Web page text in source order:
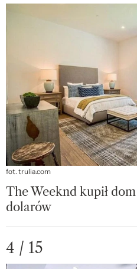
fot. trulia.com
The Weeknd kupił
dolarów
4 / 15